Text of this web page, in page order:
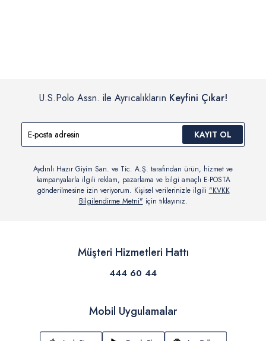
U.S.Polo Assn. ile Ayrıcalıkların Keyfini Çıkar!
KAYIT OL
Aydınlı Hazır Giyim San. ve Tic. A.Ş. tarafından ürün, hizmet ve
kampanyalarla ilgili reklam, pazarlama ve bilgi amaçlı E-POSTA
gönderilmesine izin veriyorum. Kişisel verilerinizle ilgili "KVKK
Bilgilendirme Metni" için tıklayınız.
Müşteri Hizmetleri Hattı
444 60 44
Mobil Uygulamalar